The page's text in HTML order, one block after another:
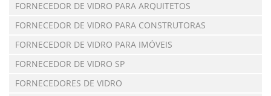
FORNECEDOR DE VIDRO PARA ARQUITETOS
FORNECEDOR DE VIDRO PARA CONSTRUTORAS
FORNECEDOR DE VIDRO PARA IMÓVEIS
FORNECEDOR DE VIDRO SP
FORNECEDORES DE VIDRO